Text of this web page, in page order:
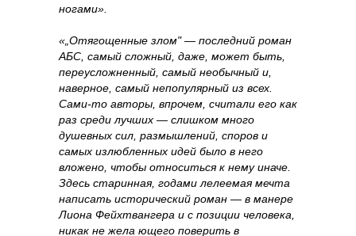
ногами».
«„Отягощенные злом" — последний роман
АБС, самый сложный, даже, может быть,
переусложненный, самый необычный и,
наверное, самый непопулярный из всех.
Сами‑то авторы, впрочем, считали его как
раз среди лучших — слишком много
душевных сил, размышлений, споров и
самых излюбленных идей было в него
вложено, чтобы относиться к нему иначе.
Здесь старинная, годами лелеемая мечта
написать исторический роман — в манере
Лиона Фейхтвангера и с позиции человека,
никак не жела ющего поверить в